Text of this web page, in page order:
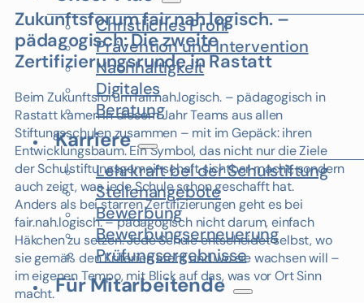
Christliches Profil
Prävention und Intervention
Nachhaltigkeit
Digitales
Beratung
Karriere
Lehrkraft bei der Schulstiftung
Stellenangebote
Bewerbung
Bewerbungserneuerung
Prüfungsergebnisse
Für Mitarbeitende
Zukunftsforum fair.nah.logisch. –
pädagogisch: Die zweite
Zertifizierungsrunde in Rastatt
Beim Zukunftsforum fair.nah.logisch. – pädagogisch in
Rastatt kamen in diesem Jahr Teams aus allen
Stiftungsschulen zusammen – mit im Gepäck: ihren
Entwicklungsbaum. Ein Symbol, das nicht nur die Ziele
der Schulstiftungsgemeinschaft sichtbar macht, sondern
auch zeigt, was jede Schule schon geschafft hat.
Anders als bei starren Zertifizierungen geht es bei
fair.nah.logisch. – pädagogisch nicht darum, einfach
Häkchen zu setzen. Jede Schule entscheidet selbst, wo
sie gemäß den Kriterien steht und wo sie wachsen will –
im eigenen Tempo, mit Blick auf das, was vor Ort Sinn
macht.